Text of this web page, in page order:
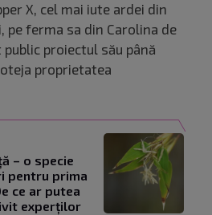
X, cel mai iute ardei din
pe ferma sa din Carolina de
public proiectul său până
proprietatea
– o specie
pentru prima
ce ar putea
experților